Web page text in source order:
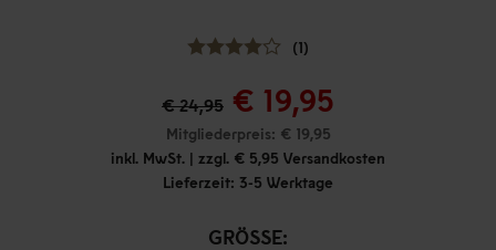
(1)
€ 24,95 € 19,95
Mitgliederpreis: € 19,95
inkl. MwSt. | zzgl. € 5,95 Versandkosten
Lieferzeit: 3-5 Werktage
GRÖSSE: